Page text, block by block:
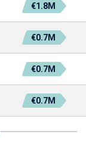
€1.8M
€0.7M
€0.7M
€0.7M